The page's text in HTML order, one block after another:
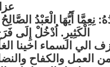
نِعِمَّا أَيُّهَا الْعَبْدُ
الْكَثِيرِ. اُدْخُلْ إِلَى
الي السماء اخينا
العمل والكفاح